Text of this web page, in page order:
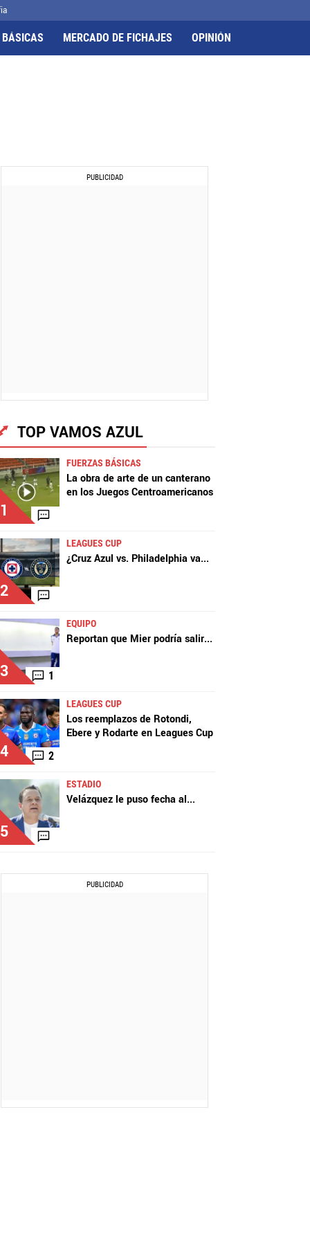
MERCADO DE FICHAJES OPINIÓN
TOP VAMOS AZUL
1
FUERZAS BÁSICAS
La obra de arte de un canterano
en los Juegos Centroamericanos
2
LEAGUES CUP
¿Cruz Azul vs. Philadelphia va...
3 1
EQUIPO
Reportan que Mier podría salir...
4 2
LEAGUES CUP
Los reemplazos de Rotondi,
Ebere y Rodarte en Leagues Cup
5
ESTADIO
Velázquez le puso fecha al...